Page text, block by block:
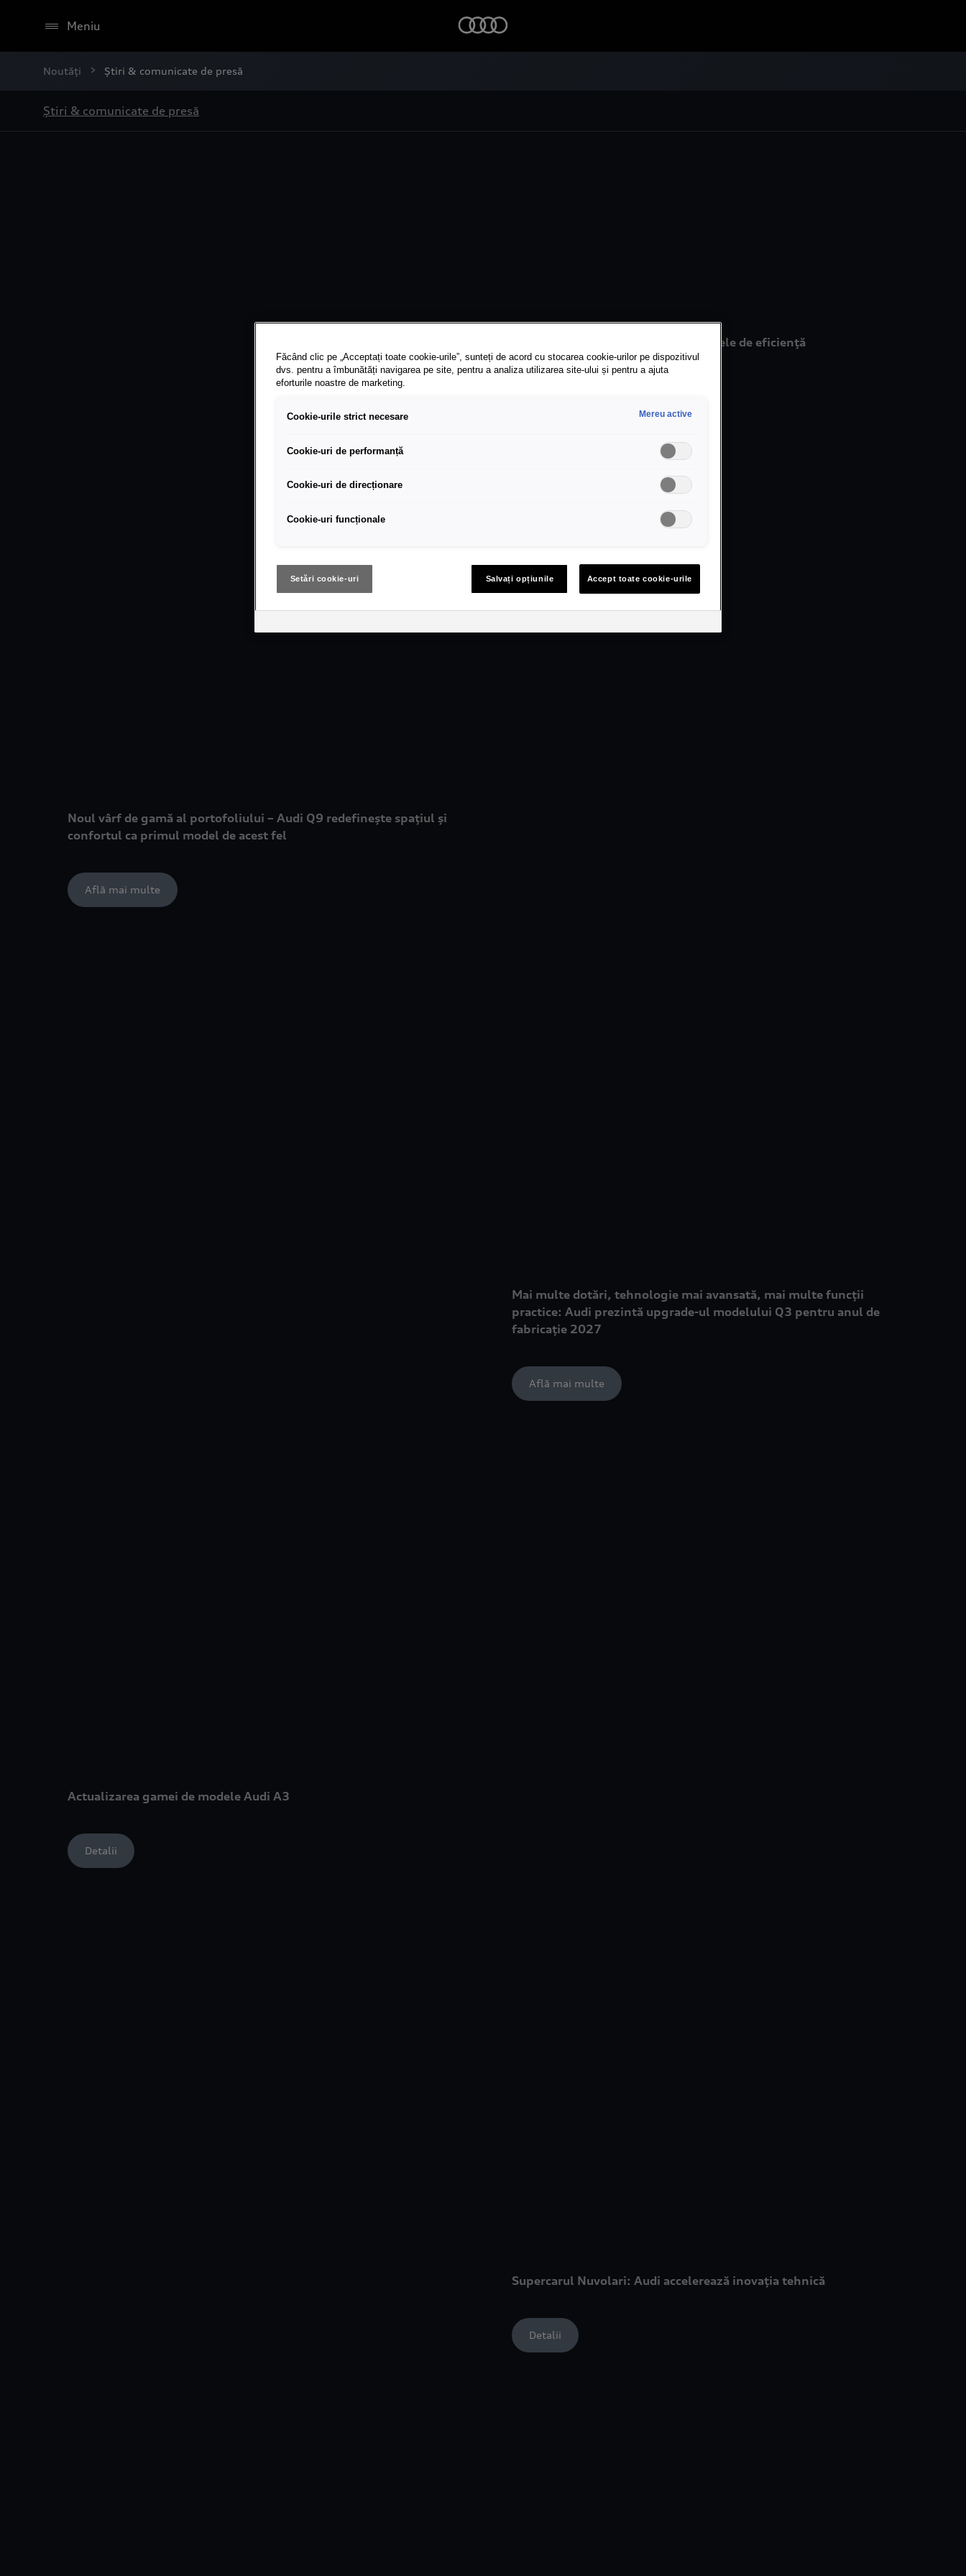
Meniu
Noutăți Știri & comunicate de presă
Știri & comunicate de presă
Audi A2 e-tron redefinește standardele de eficiență
Noul vârf de gamă al portofoliului – Audi Q9 redefinește spațiul și
confortul ca primul model de acest fel
Află mai multe
Mai multe dotări, tehnologie mai avansată, mai multe funcții
practice: Audi prezintă upgrade-ul modelului Q3 pentru anul de
fabricație 2027
Află mai multe
Actualizarea gamei de modele Audi A3
Detalii
Supercarul Nuvolari: Audi accelerează inovația tehnică
Detalii
Făcând clic pe „Acceptați toate cookie-urile”, sunteți de acord cu stocarea cookie-urilor pe dispozitivul
dvs. pentru a îmbunătăți navigarea pe site, pentru a analiza utilizarea site-ului și pentru a ajuta
eforturile noastre de marketing.
Cookie-urile strict necesare Mereu active
Cookie-uri de performanță
Cookie-uri de direcționare
Cookie-uri funcționale
Setări cookie-uri Salvați opțiunile Accept toate cookie-urile